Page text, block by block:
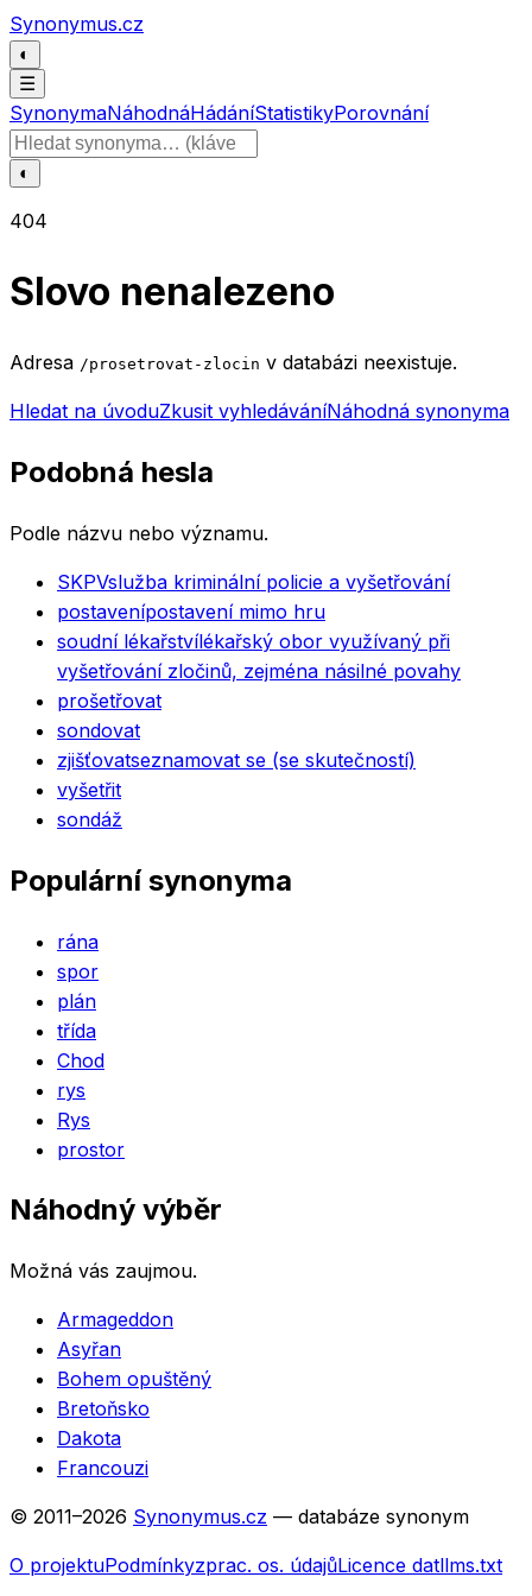
Přeskočit na obsah
Synonymus.cz
◐
☰
SynonymaNáhodnáHádáníStatistikyPorovnání
Hledat slovo
◐
404
Slovo nenalezeno
Adresa /prosetrovat-zlocin v databázi neexistuje.
Hledat na úvoduZkusit vyhledáváníNáhodná synonyma
Podobná hesla
Podle názvu nebo významu.
SKPVslužba kriminální policie a vyšetřování
postavenípostavení mimo hru
soudní lékařstvílékařský obor využívaný při
vyšetřování zločinů, zejména násilné povahy
prošetřovat
sondovat
zjišťovatseznamovat se (se skutečností)
vyšetřit
sondáž
Populární synonyma
rána
spor
plán
třída
Chod
rys
Rys
prostor
Náhodný výběr
Možná vás zaujmou.
Armageddon
Asyřan
Bohem opuštěný
Bretoňsko
Dakota
Francouzi
© 2011–2026 Synonymus.cz — databáze synonym
O projektuPodmínkyzprac. os. údajůLicence datllms.txt